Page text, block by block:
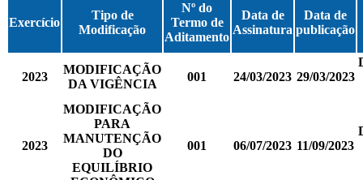
Exercício
Tipo de
Modificação
Nº do
Termo de
Aditamento
Data de
Assinatura
Data de
publicação
2023
MODIFICAÇÃO
DA VIGÊNCIA
001 24/03/2023 29/03/2023
2023
MODIFICAÇÃO
PARA
MANUTENÇÃO
DO
EQUILÍBRIO
001 06/07/2023 11/09/2023